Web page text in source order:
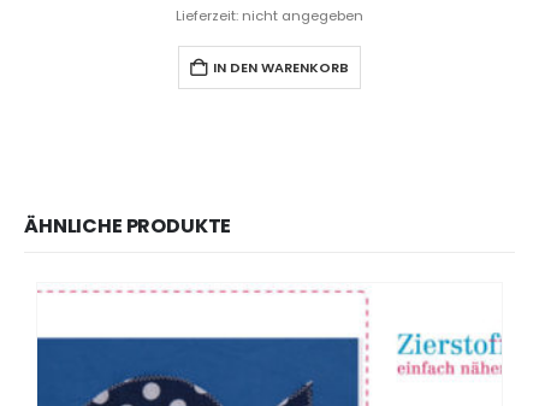
Lieferzeit: nicht angegeben
IN DEN WARENKORB
ÄHNLICHE PRODUKTE